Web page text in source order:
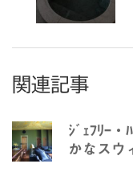
関連記事
ｼﾞｪﾌﾘｰ
かなスウ